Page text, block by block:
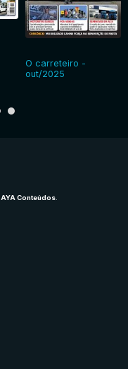
O carreteiro -
out/2025
AYA Conteúdos